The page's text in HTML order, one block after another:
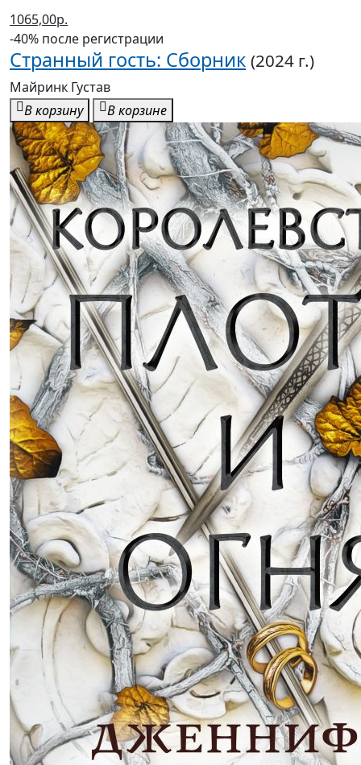
1065,00р.
-40% после регистрации
Странный гость: Сборник (2024 г.)
Майринк Густав
В корзину
В корзине